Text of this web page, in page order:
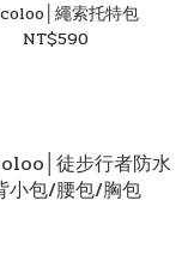
繩索托特包
NT$590